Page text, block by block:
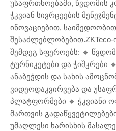
უსაფრთხოებაში, წვდომის
ჭკვიან სივრცეების
ინოვაციებით,
შესაძლებლობებით.ZKTeco-
შემდეგ სფეროებს: 🔹
ტურნიკეტები და ჭიშკრები
ანაბეჭდის და სახის
ვიდეოდაკვირვება და
პლატფორმები 🔹 ჭკვიანი
მართვის
უმაღლესი ხარისხის